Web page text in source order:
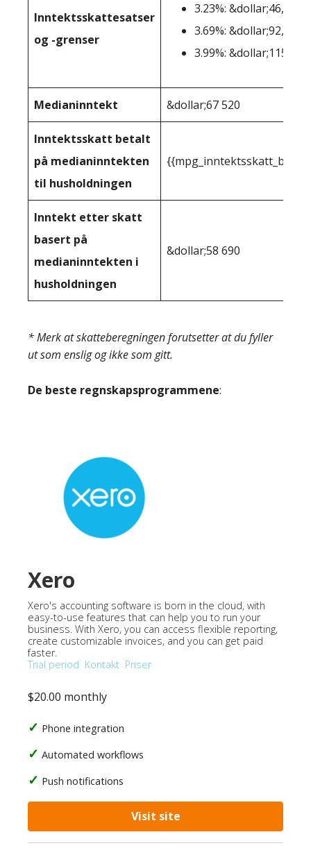
Inntektsskattesatser
og -grenser
3.23%:
3.69%:
3.99%:
Medianinntekt &dollar;67 520
Inntektsskatt betalt
på medianinntekten
til husholdningen
Inntekt etter skatt
basert på
medianinntekten i
husholdningen
&dollar;58 690
* Merk at skatteberegningen forutsetter at du fyller
ut som enslig og ikke som gitt.
De beste regnskapsprogrammene:
Xero
Xero's accounting software is born in the cloud, with
easy-to-use features that can help you to run your
business. With Xero, you can access flexible reporting,
create customizable invoices, and you can get paid
faster.
Trial period Kontakt Priser
$20.00 monthly
Phone integration
Automated workflows
Push notifications
Visit site